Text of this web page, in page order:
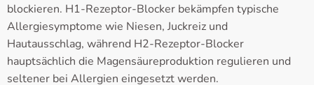
blockieren. H1-Rezeptor-Blocker bekämpfen typische
Allergiesymptome wie Niesen, Juckreiz und
Hautausschlag, während H2-Rezeptor-Blocker
hauptsächlich die Magensäureproduktion regulieren und
seltener bei Allergien eingesetzt werden.